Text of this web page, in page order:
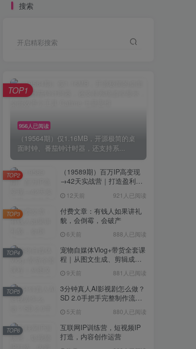
搜索
开启精彩搜索
956人已阅读
（19564期）仅1.16MB，开源极简的桌
面时钟、番茄钟计时器，还支持系...
TOP1
（19589期）百万IP高变现
→42天实战营｜打造盈利赚
域转化批量成交积累客户案
例
12天前 921人已阅读
TOP2
付费文章：有钱人如果讲礼
貌，会倒霉，会破产
6天前 888人已阅读
TOP3
宠物自媒体Vlog+带货全套课
程｜从图文生成、剪辑成片
9天前 881人已阅读
TOP4
3分钟真人AI影视剧怎么做？
SD 2.0手把手完整制作流程
无限生成
5天前 880人已阅读
TOP5
互联网IP训练营，短视频IP
打造，内容创作运营
TOP6